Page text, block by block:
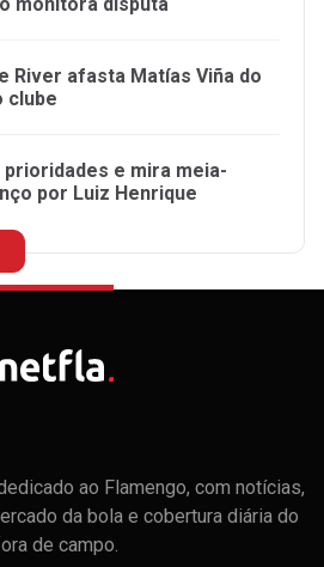
River afasta Matías Viña do
clube
e mira meia-
por Luiz Henrique
ao Flamengo, com notícias,
da bola e cobertura diária do
de campo.